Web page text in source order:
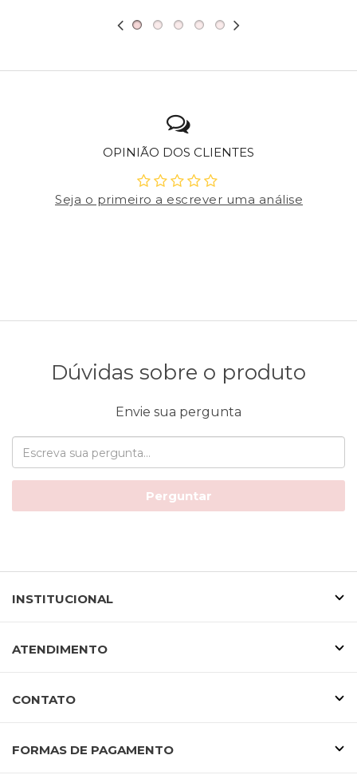
OPINIÃO DOS CLIENTES
Seja o primeiro a escrever uma análise
Dúvidas sobre o produto
Envie sua pergunta
Perguntar
INSTITUCIONAL
ATENDIMENTO
CONTATO
FORMAS DE PAGAMENTO